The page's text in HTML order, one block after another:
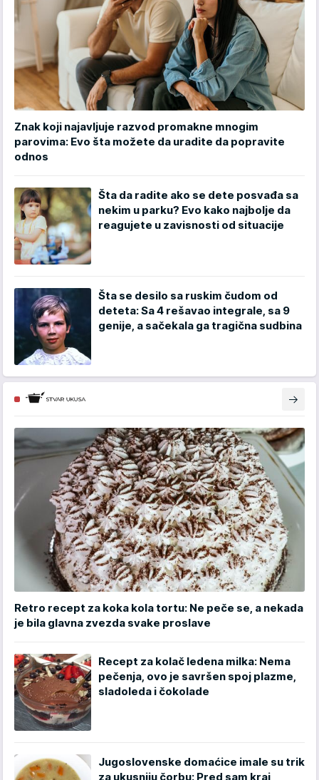
Znak koji najavljuje razvod promakne mnogim
parovima: Evo šta možete da uradite da popravite
odnos
Šta da radite ako se dete posvađa sa
nekim u parku? Evo kako najbolje da
reagujete u zavisnosti od situacije
Šta se desilo sa ruskim čudom od
deteta: Sa 4 rešavao integrale, sa 9
genije, a sačekala ga tragična sudbina
Retro recept za koka kola tortu: Ne peče se, a nekada
je bila glavna zvezda svake proslave
Recept za kolač ledena milka: Nema
pečenja, ovo je savršen spoj plazme,
sladoleda i čokolade
Jugoslovenske domaćice imale su trik
za ukusniju čorbu: Pred sam kraj